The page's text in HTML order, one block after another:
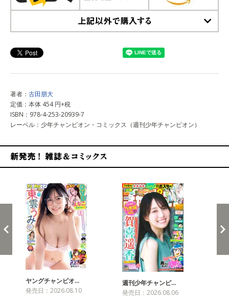
著者： 古田朋大
定価：本体 454 円+税
ISBN：978-4-253-20939-7
レーベル：少年チャンピオン・コミックス（週刊少年チャンピオン）
ヤングチャンピオ…
発売日：2026.08.10
週刊少年チャンピ…
発売日：2026.08.06